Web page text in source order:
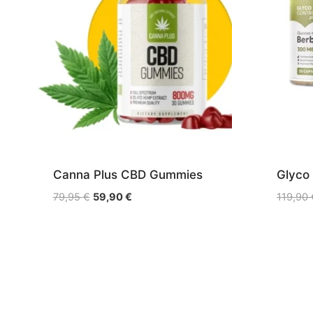
Canna Plus CBD Gummies
79,95€ Le
59,90€Le
Glyco
119,90